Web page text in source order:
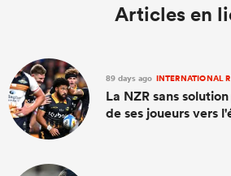
Articles en
89 days ago INTERNATIONAL
La NZR sans
de ses joueurs vers